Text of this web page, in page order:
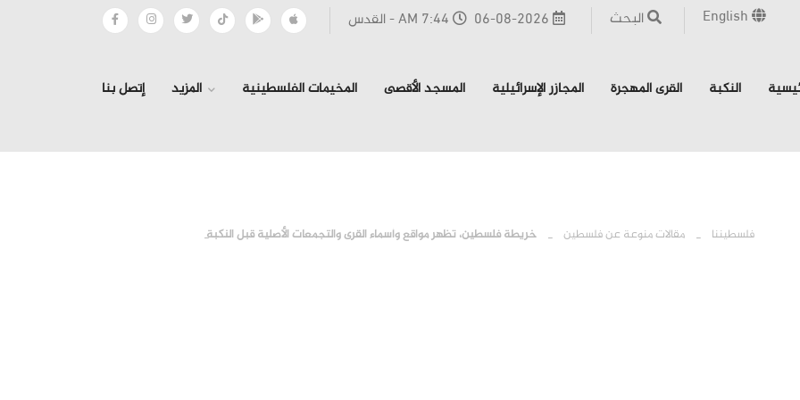
06-08-2026 7:44 AM - القدس البحث
النكبة القرى المهجرة المجازر الإسرائيلية المسجد الأقصى المخيمات الفلسطينية المزيد إتصل بنا
فلسطيننا › مقالات منوعة عن فلسطين خريطة فلسطين، تظهر مواقع وأسماء القرى والتجمعات الأصلية قبل النكبة